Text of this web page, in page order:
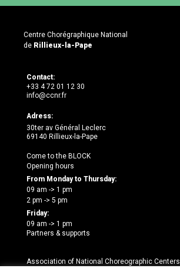
Centre Chorégraphique National
de Rillieux-la-Pape
Contact:
+33 4 72 01 12 30
info@ccnr.fr
Adress:
30ter av Général Leclerc
69140 Rillieux-la-Pape
Come to the BLOCK
Opening hours
From Monday to Thursday:
09 am -> 1 pm
2 pm -> 5 pm
Friday:
09 am -> 1 pm
Partners & supports
Association of National Choreographic Centers